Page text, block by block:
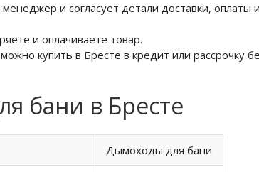
и согласует детали доставки, оплаты
и оплачиваете товар.
купить в Бресте в кредит или рассрочку
бани в Бресте
Дымоходы для бани